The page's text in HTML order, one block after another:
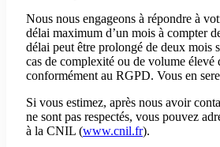
Nous nous engageons à répondre à
délai maximum d’un mois à compter
délai peut être prolongé de deux mois
cas de complexité ou de volume élevé
conformément au RGPD. Vous en
Si vous estimez, après nous avoir
ne sont pas respectés, vous pouvez
à la CNIL (www.cnil.fr).